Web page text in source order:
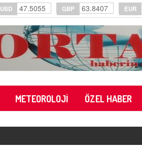
USD 47.5055 GBP 63.8407 EUR
METEOROLOJİ ÖZEL HABER